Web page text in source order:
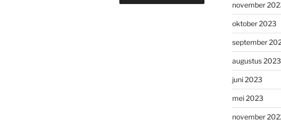
november
oktober 2023
september
augustus 2023
juni 2023
mei 2023
november